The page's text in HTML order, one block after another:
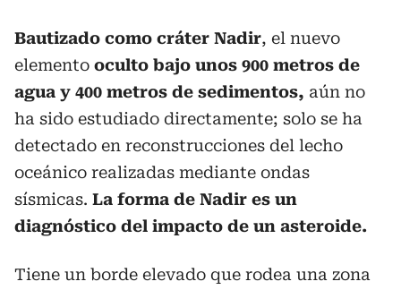
Bautizado como cráter Nadir, el nuevo
elemento oculto bajo unos 900 metros de
agua y 400 metros de sedimentos, aún no
ha sido estudiado directamente; solo se ha
detectado en reconstrucciones del lecho
oceánico realizadas mediante ondas
sísmicas. La forma de Nadir es un
diagnóstico del impacto de un asteroide.
Tiene un borde elevado que rodea una zona